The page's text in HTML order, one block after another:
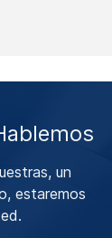
un
estaremos